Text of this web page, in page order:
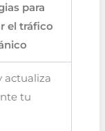
para
el tráfico
actualiza
tu